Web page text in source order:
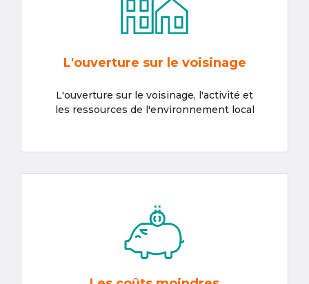
L'ouverture sur le voisinage
L'ouverture sur le voisinage, l'activité et
les ressources de l'environnement local